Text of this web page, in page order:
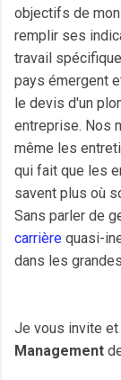
objectifs de
remplir ses
travail
pays émergent
le devis d'un
entreprise. Nos
même les
qui fait que les
savent plus où
Sans parler de
carrière quasi-
dans les
Je vous invite et
Management